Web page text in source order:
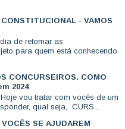
- VAMOS
de retomar as
para quem está conhecendo
CONCURSEIROS. COMO
2024
vou tratar com vocês de um
qual seja, CURS...
SE AJUDAREM